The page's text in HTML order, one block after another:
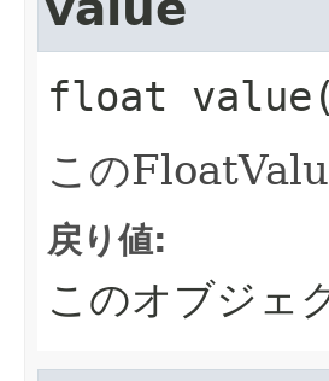
float value
この
戻り値:
このオブジェ